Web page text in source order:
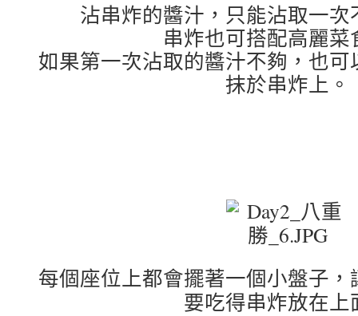
沾串炸的醬汁，只能沾取一
串炸也可搭配高麗菜
如果第一次沾取的醬汁不夠，也
抹於串炸上。
每個座位上都會擺著一個小盤子
要吃得串炸放在上